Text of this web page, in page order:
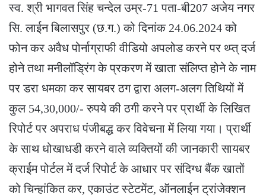
स्व. श्री भागवत सिंह चन्देल उम्र-71 पता-बी207 अजेय नगर
सि. लाईन बिलासपुर (छ.ग.) को दिनांक 24.06.2024 को
फोन कर अवैध पोर्नाग्राफी वीडियो अपलोड करने पर थ्प्त् दर्ज
होने तथा मनीलॉड्रिंग के प्रकरण में खाता संलिप्त होने के नाम
पर डरा धमका कर सायबर ठग द्वारा अलग-अलग तिथियों में
कुल 54,30,000/- रुपये की ठगी करने पर प्रार्थी के लिखित
रिपोर्ट पर अपराध पंजीबद्ध कर विवेचना में लिया गया। प्रार्थी
के साथ धोखाधडी करने वाले व्यक्तियों की जानकारी सायबर
क्राईम पोर्टल में दर्ज रिपोर्ट के आधार पर संदिग्ध बैंक खातों
को चिन्हांकित कर, एकाउंट स्टेटमेंट, ऑनलाईन ट्रांजेक्शन